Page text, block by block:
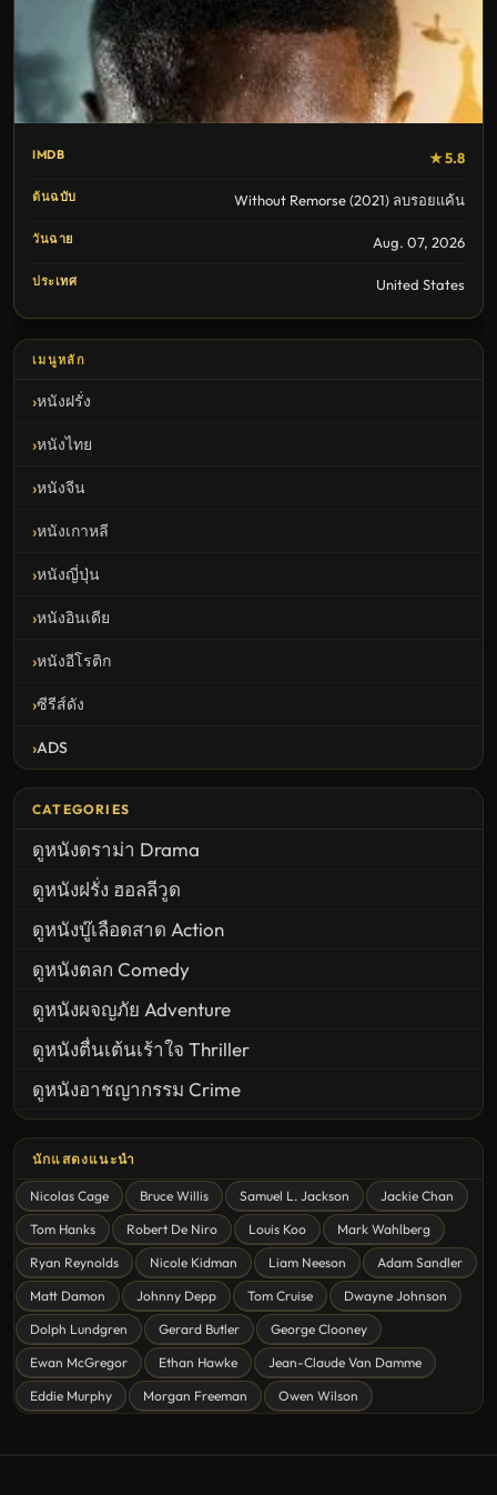
IMDB ★ 5.8
ต้นฉบับ Without Remorse (2021) ลบรอยแค้น
วันฉาย Aug. 07, 2026
ประเทศ United States
เมนูหลัก
หนังฝรั่ง
หนังไทย
หนังจีน
หนังเกาหลี
หนังญี่ปุ่น
หนังอินเดีย
หนังอีโรติก
ซีรีส์ดัง
ADS
CATEGORIES
ดูหนังดราม่า Drama
ดูหนังฝรั่ง ฮอลลีวูด
ดูหนังบู๊เลือดสาด Action
ดูหนังตลก Comedy
ดูหนังผจญภัย Adventure
ดูหนังตื่นเต้นเร้าใจ Thriller
ดูหนังอาชญากรรม Crime
ดูหนังสยองขวัญ Horror
ดูหนังโรแมนติก Romance
หนังชีวิต
ดูหนังแฟนตาซี Fantasy
ดูหนังลึกลับ Mystery
ดูหนังอนิเมชั่น Animation
ดูหนังไซไฟ Sci-Fi
นักแสดงแนะนำ
Nicolas Cage Bruce Willis Samuel L. Jackson
Jackie Chan
Tom Hanks
Robert De Niro Louis Koo
Mark Wahlberg
Ryan Reynolds
Nicole Kidman Liam Neeson
Adam Sandler
Matt Damon
Johnny Depp Tom Cruise
Dwayne Johnson
Dolph Lundgren
Gerard Butler
George Clooney
Ewan McGregor
Ethan Hawke
Jean-Claude Van Damme
Eddie Murphy
Morgan Freeman Owen Wilson